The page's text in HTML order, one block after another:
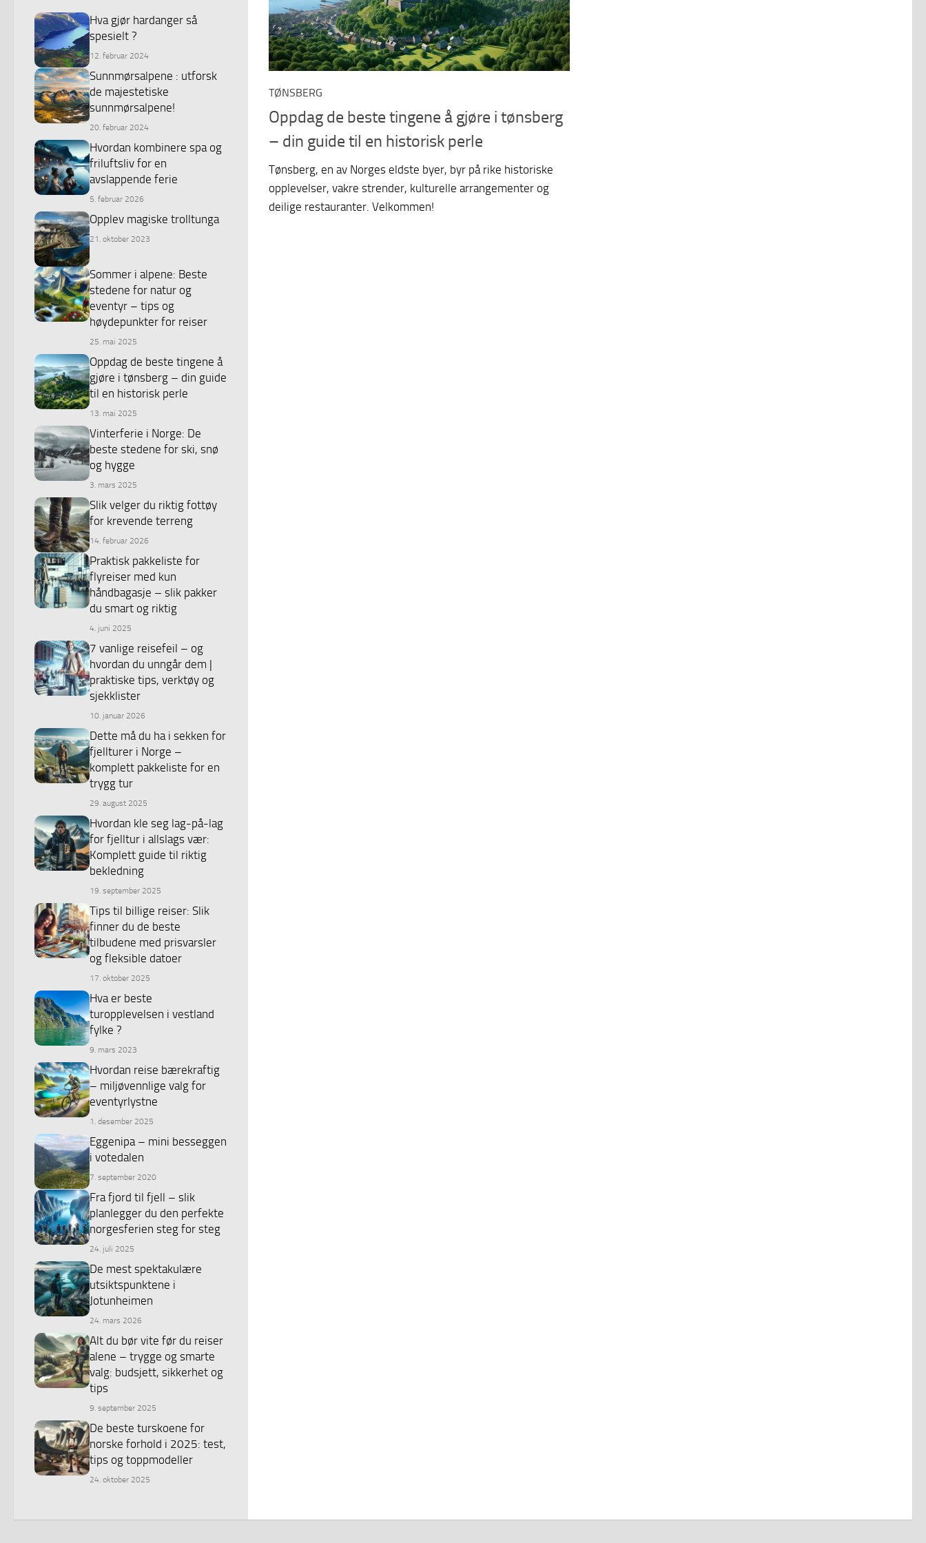
TØNSBERG
Oppdag de beste tingene å gjøre i tønsberg
– din guide til en historisk perle
Tønsberg, en av Norges eldste byer, byr på rike historiske
opplevelser, vakre strender, kulturelle arrangementer og
deilige restauranter. Velkommen!
Hva gjør hardanger så
spesielt ?
12. februar 2024
Sunnmørsalpene : utforsk
de majestetiske
sunnmørsalpene!
20. februar 2024
Hvordan kombinere spa og
friluftsliv for en
avslappende ferie
5. februar 2026
Opplev magiske trolltunga
21. oktober 2023
Sommer i alpene: Beste
stedene for natur og
eventyr – tips og
høydepunkter for reiser
25. mai 2025
Oppdag de beste tingene å
gjøre i tønsberg – din guide
til en historisk perle
13. mai 2025
Vinterferie i Norge: De
beste stedene for ski, snø
og hygge
3. mars 2025
Slik velger du riktig fottøy
for krevende terreng
14. februar 2026
Praktisk pakkeliste for
flyreiser med kun
håndbagasje – slik pakker
du smart og riktig
4. juni 2025
7 vanlige reisefeil – og
hvordan du unngår dem |
praktiske tips, verktøy og
sjekklister
10. januar 2026
Dette må du ha i sekken for
fjellturer i Norge –
komplett pakkeliste for en
trygg tur
29. august 2025
Hvordan kle seg lag-på-lag
for fjelltur i allslags vær:
Komplett guide til riktig
bekledning
19. september 2025
Tips til billige reiser: Slik
finner du de beste
tilbudene med prisvarsler
og fleksible datoer
17. oktober 2025
Hva er beste
turopplevelsen i vestland
fylke ?
9. mars 2023
Hvordan reise bærekraftig
– miljøvennlige valg for
eventyrlystne
1. desember 2025
Eggenipa – mini besseggen
i votedalen
7. september 2020
Fra fjord til fjell – slik
planlegger du den perfekte
norgesferien steg for steg
24. juli 2025
De mest spektakulære
utsiktspunktene i
Jotunheimen
24. mars 2026
Alt du bør vite før du reiser
alene – trygge og smarte
valg: budsjett, sikkerhet og
tips
9. september 2025
De beste turskoene for
norske forhold i 2025: test,
tips og toppmodeller
24. oktober 2025